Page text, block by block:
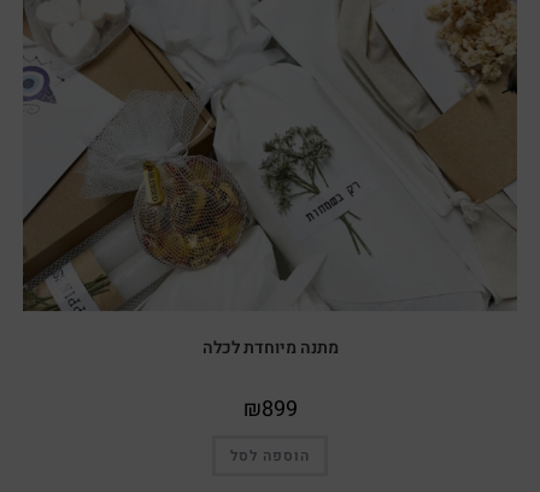
מתנה מיוחדת לכלה
₪899
הוספה לסל